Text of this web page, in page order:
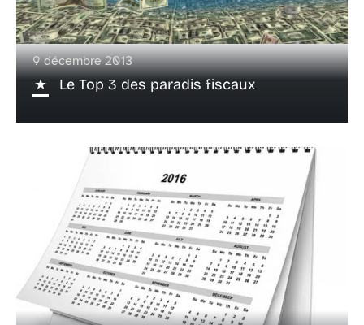
9 décembre 2013
Le Top 3 des paradis fiscaux